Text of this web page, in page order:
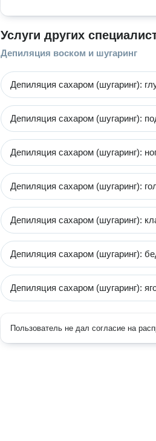
Услуги других
Депиляция воском и шугаринг
Депиляция сахаром (шугаринг):
Депиляция сахаром (шугаринг):
Депиляция сахаром (шугаринг):
Депиляция сахаром (шугаринг):
Депиляция сахаром (шугаринг):
Депиляция сахаром (шугаринг):
Депиляция сахаром (шугаринг):
Пользователь не дал согласие на